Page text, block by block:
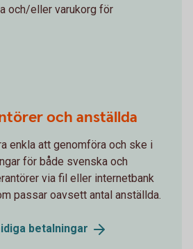
och/eller varukorg för
och anställda
enkla att genomföra och ske i
för både svenska och
via fil eller internetbank
passar oavsett antal anställda.
betalningar